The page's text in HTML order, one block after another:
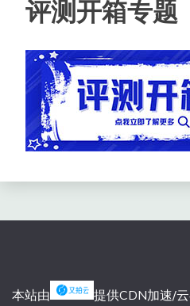
评测开箱专题
本站由 提供CDN加速/